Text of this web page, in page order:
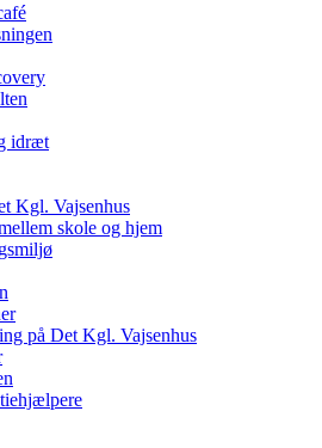
idræt
Kgl. Vajsenhus
skole og hjem
på Det Kgl. Vajsenhus